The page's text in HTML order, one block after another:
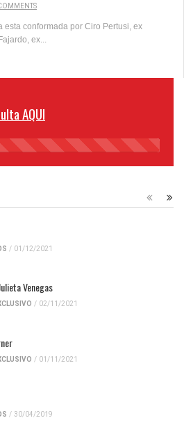
esta conformada por Ciro Pertusi, ex
ex...
AQUI
45%
/ 01/12/2021
Venegas
/ 02/11/2021
/ 01/11/2021
/ 30/04/2019